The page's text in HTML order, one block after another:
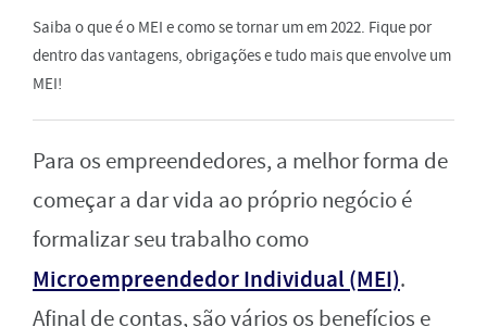
Saiba o que é o MEI e como se tornar um em 2022. Fique por
dentro das vantagens, obrigações e tudo mais que envolve um
MEI!
Para os empreendedores, a melhor forma de
começar a dar vida ao próprio negócio é
formalizar seu trabalho como
Microempreendedor Individual (MEI).
Afinal de contas, são vários os benefícios e